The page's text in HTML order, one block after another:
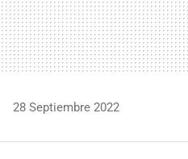
28 Septiembre 2022